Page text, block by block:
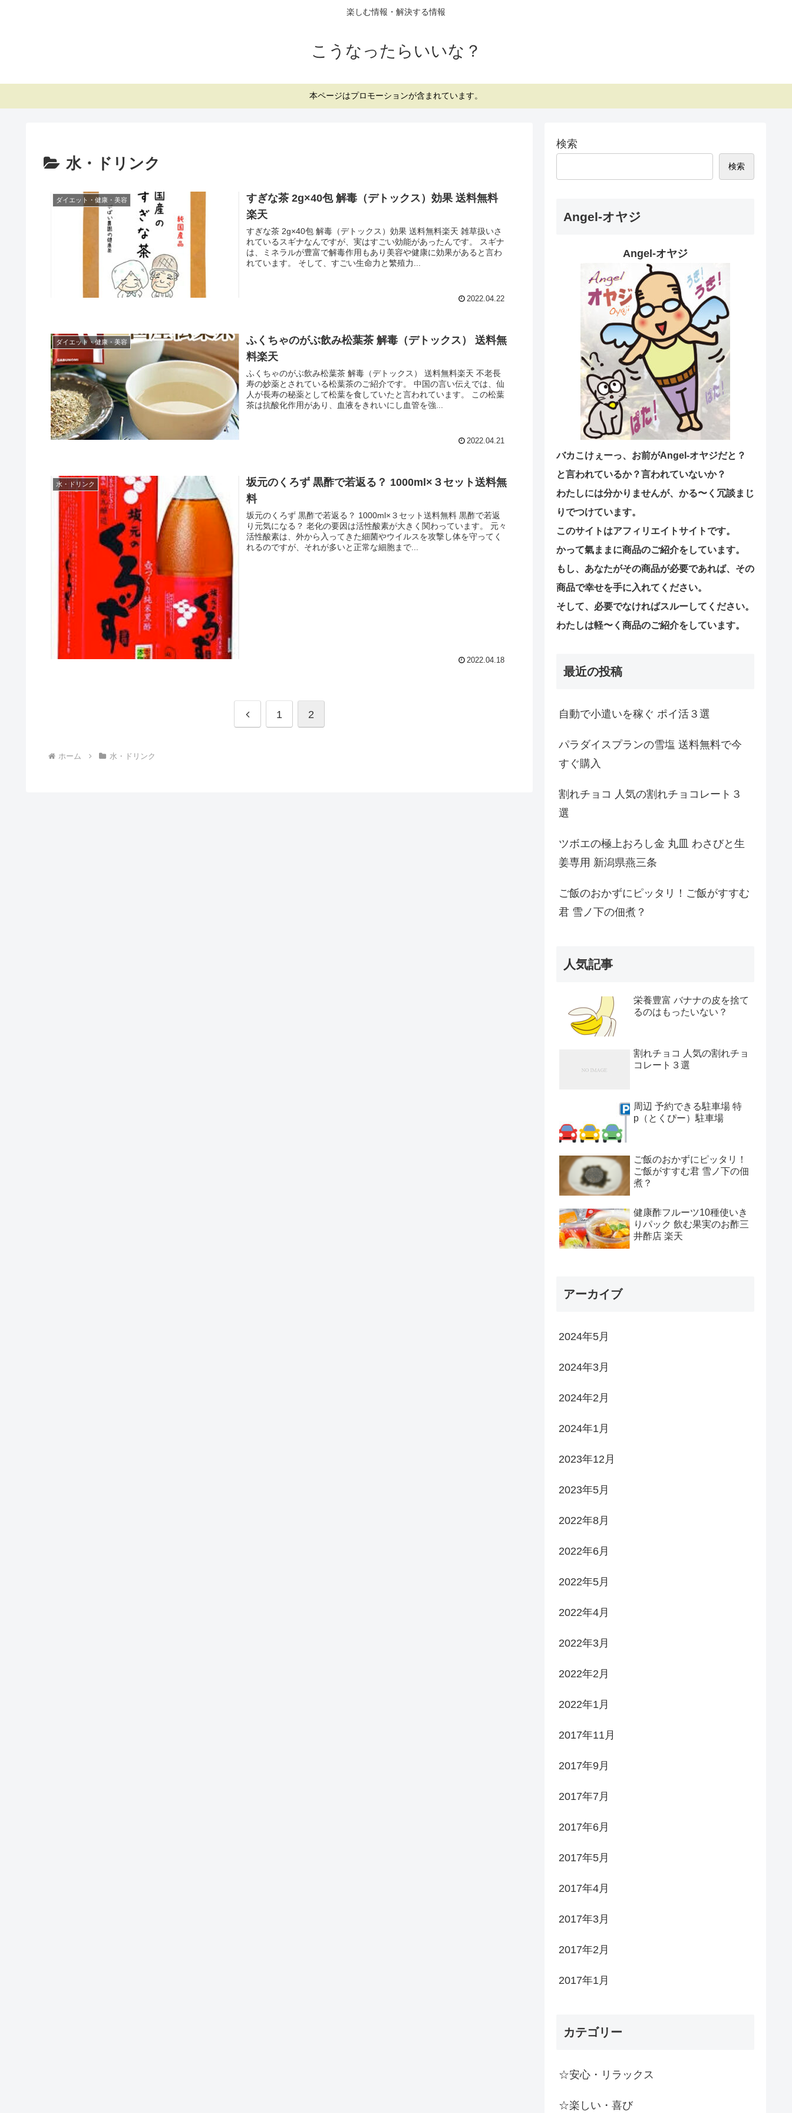
楽しむ情報・解決する情報
こうなったらいいな？
本ページはプロモーションが含まれています。
水・ドリンク
ダイエット・健康・美容
すぎな茶 2g×40包 解毒（デトックス）効果 送料無料
楽天
すぎな茶 2g×40包 解毒（デトックス）効果 送料無料楽天 雑草扱いさ
れているスギナなんですが、実はすごい効能があったんです。 スギナ
は、ミネラルが豊富で解毒作用もあり美容や健康に効果があると言わ
れています。 そして、すごい生命力と繁殖力...
2022.04.22
ダイエット・健康・美容
ふくちゃのがぶ飲み松葉茶 解毒（デトックス） 送料無
料楽天
ふくちゃのがぶ飲み松葉茶 解毒（デトックス） 送料無料楽天 不老長
寿の妙薬とされている松葉茶のご紹介です。 中国の言い伝えでは、仙
人が長寿の秘薬として松葉を食していたと言われています。 この松葉
茶は抗酸化作用があり、血液をきれいにし血管を強...
2022.04.21
水・ドリンク
坂元のくろず 黒酢で若返る？ 1000ml×３セット送料無
料
坂元のくろず 黒酢で若返る？ 1000ml×３セット送料無料 黒酢で若返
り元気になる？ 老化の要因は活性酸素が大きく関わっています。 元々
活性酸素は、外から入ってきた細菌やウイルスを攻撃し体を守ってく
れるのですが、それが多いと正常な細胞まで...
2022.04.18
前 1 2
ホーム 水・ドリンク
検索
検索
Angel-オヤジ
Angel-オヤジ
バカこけぇーっ、お前がAngel-オヤジだと？
と言われているか？言われていないか？
わたしには分かりませんが、かる〜く冗談まじ
りでつけています。
このサイトはアフィリエイトサイトです。
かって氣ままに商品のご紹介をしています。
もし、あなたがその商品が必要であれば、その
商品で幸せを手に入れてください。
そして、必要でなければスルーしてください。
わたしは軽〜く商品のご紹介をしています。
最近の投稿
自動で小遣いを稼ぐ ポイ活３選
パラダイスプランの雪塩 送料無料で今
すぐ購入
割れチョコ 人気の割れチョコレート３
選
ツボエの極上おろし金 丸皿 わさびと生
姜専用 新潟県燕三条
ご飯のおかずにピッタリ！ご飯がすすむ
君 雪ノ下の佃煮？
人気記事
栄養豊富 バナナの皮を捨て
るのはもったいない？
割れチョコ 人気の割れチョ
コレート３選
周辺 予約できる駐車場 特
p（とくぴー）駐車場
ご飯のおかずにピッタリ！
ご飯がすすむ君 雪ノ下の佃
煮？
健康酢フルーツ10種使いき
りパック 飲む果実のお酢三
井酢店 楽天
アーカイブ
2024年5月
2024年3月
2024年2月
2024年1月
2023年12月
2023年5月
2022年8月
2022年6月
2022年5月
2022年4月
2022年3月
2022年2月
2022年1月
2017年11月
2017年9月
2017年7月
2017年6月
2017年5月
2017年4月
2017年3月
2017年2月
2017年1月
カテゴリー
☆安心・リラックス
☆楽しい・喜び